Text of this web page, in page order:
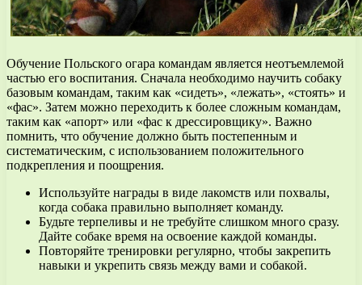
Обучение Польского огара командам является неотъемлемой
частью его воспитания. Сначала необходимо научить собаку
базовым командам, таким как «сидеть», «лежать», «стоять» и
«фас». Затем можно переходить к более сложным командам,
таким как «апорт» или «фас к дрессировщику». Важно
помнить, что обучение должно быть постепенным и
систематическим, с использованием положительного
подкрепления и поощрения.
Используйте награды в виде лакомств или похвалы,
когда собака правильно выполняет команду.
Будьте терпеливы и не требуйте слишком много сразу.
Дайте собаке время на освоение каждой команды.
Повторяйте тренировки регулярно, чтобы закрепить
навыки и укрепить связь между вами и собакой.